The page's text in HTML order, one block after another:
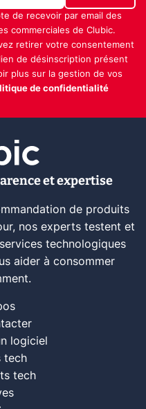
de recevoir par email des
commerciales de Clubic.
retirer votre consentement
de désinscription présent
plus sur la gestion de vos
de confidentialité
et expertise
de produits
nos experts testent et
technologiques
aider à consommer
logiciel
tech
tech